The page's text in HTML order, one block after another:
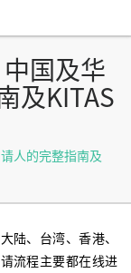
国及华
及KITAS
人的完整指南及
陆、台湾、香港、
流程主要都在线进